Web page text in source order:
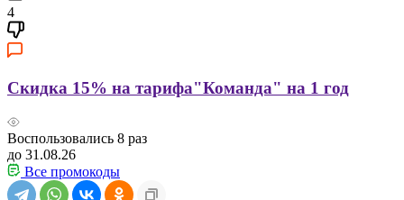
4
Скидка 15% на тарифа"Команда" на 1 год
Воспользовались 8 раз
до 31.08.26
Все промокоды